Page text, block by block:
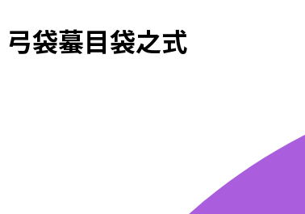
弓袋蟇目袋之式